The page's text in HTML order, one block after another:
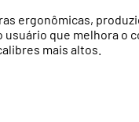
ergonômicas,
usuário que melhora o
mais altos.